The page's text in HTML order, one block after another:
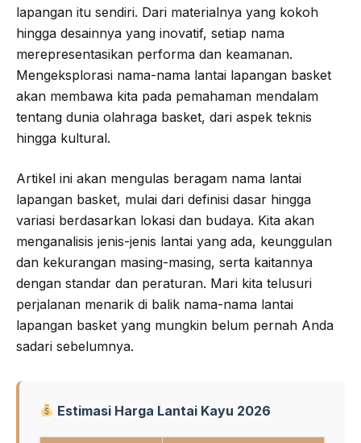
lapangan itu sendiri. Dari materialnya yang kokoh
hingga desainnya yang inovatif, setiap nama
merepresentasikan performa dan keamanan.
Mengeksplorasi nama-nama lantai lapangan basket
akan membawa kita pada pemahaman mendalam
tentang dunia olahraga basket, dari aspek teknis
hingga kultural.
Artikel ini akan mengulas beragam nama lantai
lapangan basket, mulai dari definisi dasar hingga
variasi berdasarkan lokasi dan budaya. Kita akan
menganalisis jenis-jenis lantai yang ada, keunggulan
dan kekurangan masing-masing, serta kaitannya
dengan standar dan peraturan. Mari kita telusuri
perjalanan menarik di balik nama-nama lantai
lapangan basket yang mungkin belum pernah Anda
sadari sebelumnya.
Estimasi Harga Lantai Kayu 2026